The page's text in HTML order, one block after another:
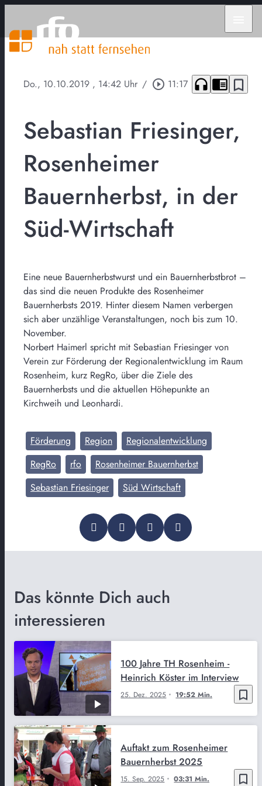
Do., 10.10.2019 , 14:42 Uhr / play_circle_outline 11:17 headphones chrome_reader_mode bookmark_border
Sebastian Friesinger,
Rosenheimer
Bauernherbst, in der
Süd-Wirtschaft
Eine neue Bauernherbstwurst und ein Bauernherbstbrot –
das sind die neuen Produkte des Rosenheimer
Bauernherbsts 2019. Hinter diesem Namen verbergen
sich aber unzählige Veranstaltungen, noch bis zum 10.
November.
Norbert Haimerl spricht mit Sebastian Friesinger von
Verein zur Förderung der Regionalentwicklung im Raum
Rosenheim, kurz RegRo, über die Ziele des
Bauernherbsts und die aktuellen Höhepunkte an
Kirchweih und Leonhardi.
Förderung Region
Regionalentwicklung
RegRo
rfo
Rosenheimer Bauernherbst
Sebastian Friesinger
Süd Wirtschaft
Das könnte Dich auch
interessieren
bookmark_border
25. Dez. 2025 19:52 Min.
100 Jahre TH Rosenheim -
Heinrich Köster im Interview
bookmark_border
15. Sep. 2025 03:31 Min.
Auftakt zum Rosenheimer
Bauernherbst 2025